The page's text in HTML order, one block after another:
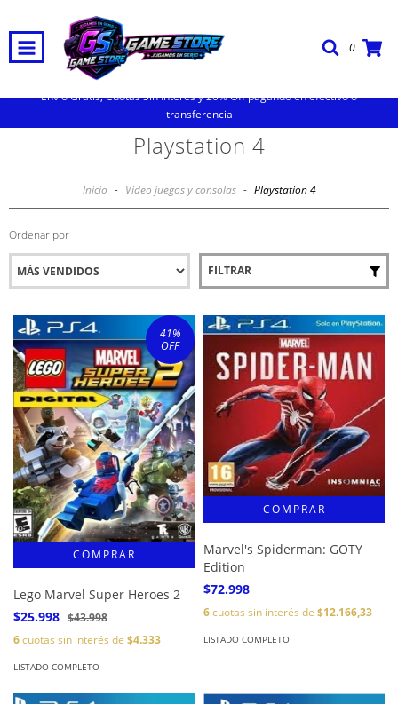
0
Envio Gratis, Cuotas Sin Interes y 20% Off pagando en efectivo o
transferencia
Playstation 4
Inicio - Video juegos y consolas - Playstation 4
Ordenar por
FILTRAR
41%
OFF
Lego Marvel Super Heroes 2
$25.998 $43.998
6cuotas sin interés de $4.333
LISTADO COMPLETO
Marvel's Spiderman: GOTY
Edition
$72.998
6cuotas sin interés de $12.166,33
LISTADO COMPLETO